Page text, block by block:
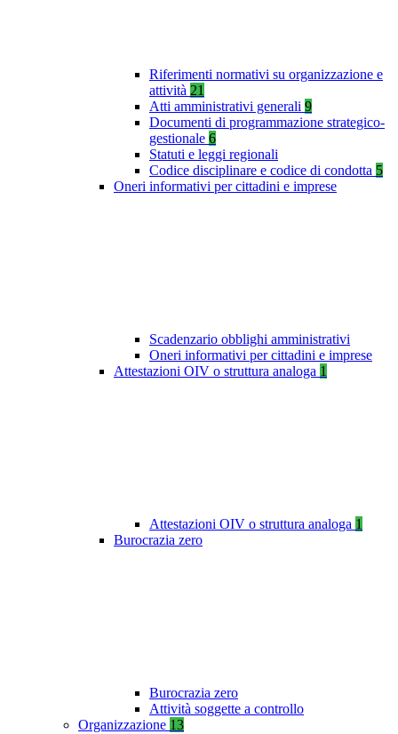
Riferimenti normativi su organizzazione e
attività 21
Atti amministrativi generali 9
Documenti di programmazione strategico-
gestionale 6
Statuti e leggi regionali
Codice disciplinare e codice di condotta 5
Oneri informativi per cittadini e imprese
Scadenzario obblighi amministrativi
Oneri informativi per cittadini e imprese
Attestazioni OIV o struttura analoga 1
Attestazioni OIV o struttura analoga 1
Burocrazia zero
Burocrazia zero
Attività soggette a controllo
Organizzazione 13